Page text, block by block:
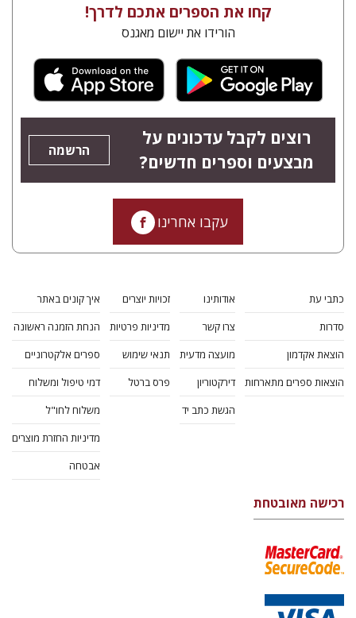
קחו את הספרים אתכם לדרך!
הורידו את יישום מאגנס
רוצים לקבל עדכונים על
מבצעים וספרים חדשים?
הרשמה
עקבו אחרינו
כתבי עת
סדרות
הוצאת אקדמון
הוצאות ספרים מתארחות
אודותינו
צרו קשר
מועצה מדעית
דירקטוריון
הגשת כתב יד
זכויות יוצרים
מדיניות פרטיות
תנאי שימוש
פרס ברטל
איך קונים באתר
הנחת הזמנה ראשונה
ספרים אלקטרוניים
דמי טיפול ומשלוח
משלוח לחו"ל
מדיניות החזרת מוצרים
אבטחה
רכישה מאובטחת